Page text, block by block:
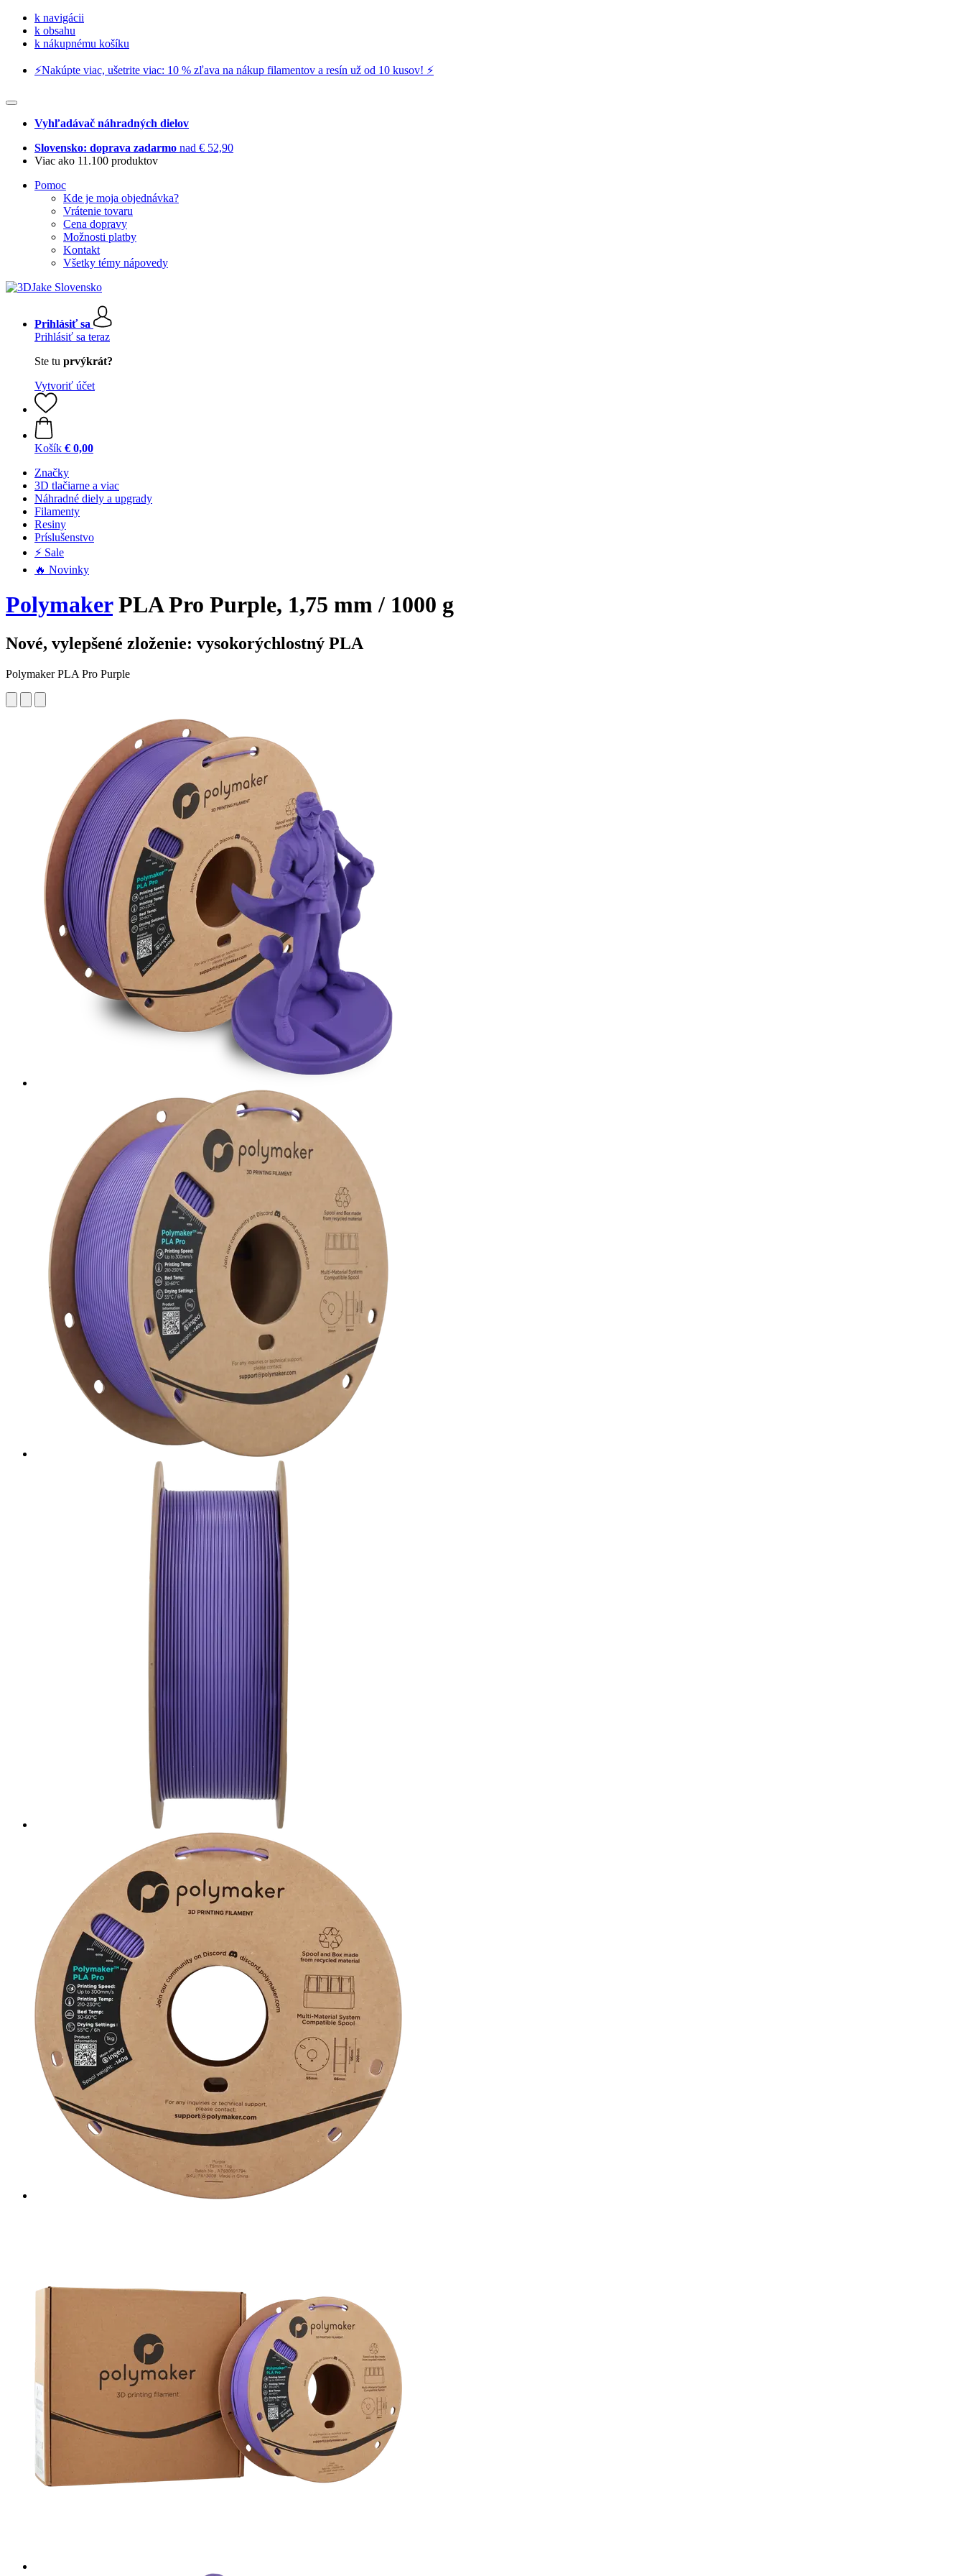
k navigácii
k obsahu
k nákupnému košíku
⚡️Nakúpte viac, ušetrite viac: 10 % zľava na nákup filamentov a resín už od 10 kusov! ⚡️
Vyhľadávač náhradných dielov
Slovensko: doprava zadarmo nad € 52,90
Viac ako 11.100 produktov
Pomoc
Kde je moja objednávka?
Vrátenie tovaru
Cena dopravy
Možnosti platby
Kontakt
Všetky témy nápovedy
Prihlásiť sa
Prihlásiť sa teraz
Ste tu prvýkrát?
Vytvoriť účet
Košík € 0,00
Značky
3D tlačiarne a viac
Náhradné diely a upgrady
Filamenty
Resiny
Príslušenstvo
⚡ Sale
🔥 Novinky
PolymakerPLA Pro Purple, 1,75 mm / 1000 g
Nové, vylepšené zloženie: vysokorýchlostný PLA
Polymaker PLA Pro Purple